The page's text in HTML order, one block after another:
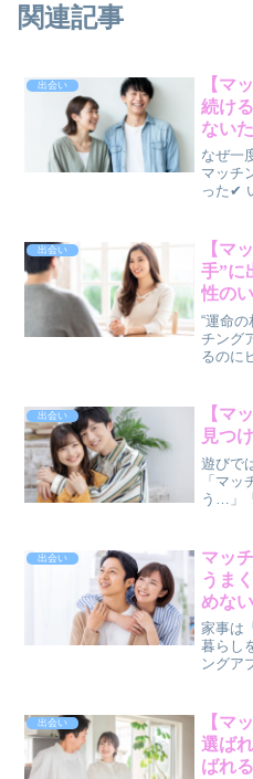
関連記事
出会い
【マ
続け
ない
なぜ一
マッチ
った✔
愛が
違いは
出会い
【マ
手”に
性の
“運命
チング
るのに
す。
せず続
出会い
【マ
見つ
遊びで
「マ
う…」
し、や
てしま
出会い
マッ
うま
めな
家事は
暮らし
ングア
気が
れど、
出会い
【マ
選ば
ばれ